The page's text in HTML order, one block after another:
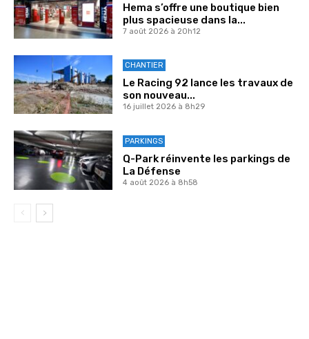
Hema s’offre une boutique bien
plus spacieuse dans la...
7 août 2026 à 20h12
CHANTIER
Le Racing 92 lance les travaux de
son nouveau...
16 juillet 2026 à 8h29
PARKINGS
Q-Park réinvente les parkings de
La Défense
4 août 2026 à 8h58